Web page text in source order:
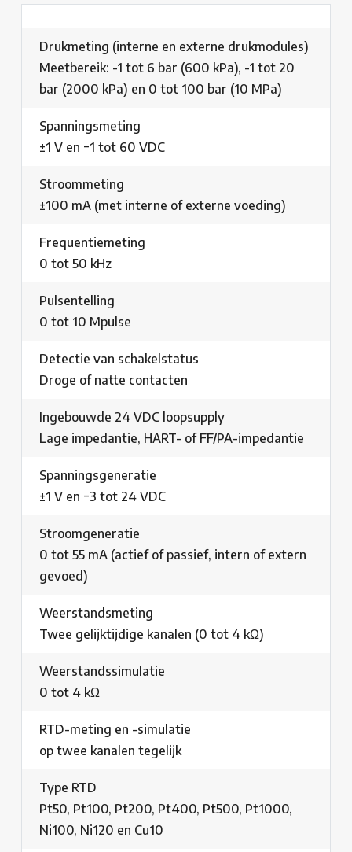
Drukmeting (interne en externe drukmodules)
Meetbereik: -1 tot 6 bar (600 kPa), -1 tot 20
bar (2000 kPa) en 0 tot 100 bar (10 MPa)
Spanningsmeting
±1 V en −1 tot 60 VDC
Stroommeting
±100 mA (met interne of externe voeding)
Frequentiemeting
0 tot 50 kHz
Pulsentelling
0 tot 10 Mpulse
Detectie van schakelstatus
Droge of natte contacten
Ingebouwde 24 VDC loopsupply
Lage impedantie, HART- of FF/PA-impedantie
Spanningsgeneratie
±1 V en −3 tot 24 VDC
Stroomgeneratie
0 tot 55 mA (actief of passief, intern of extern
gevoed)
Weerstandsmeting
Twee gelijktijdige kanalen (0 tot 4 kΩ)
Weerstandssimulatie
0 tot 4 kΩ
RTD-meting en -simulatie
op twee kanalen tegelijk
Type RTD
Pt50, Pt100, Pt200, Pt400, Pt500, Pt1000,
Ni100, Ni120 en Cu10